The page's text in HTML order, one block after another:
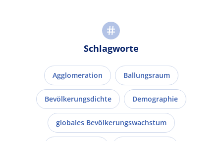
Schlagworte
Agglomeration Ballungsraum
Bevölkerungsdichte Demographie
globales Bevölkerungswachstum